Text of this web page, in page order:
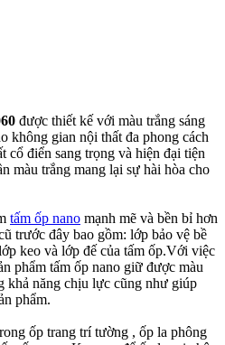
được thiết kế với màu trắng sáng
không gian nội thất đa phong cách
cổ điển sang trọng và hiện đại tiện
màu trắng mang lại sự hài hòa cho
tấm ốp nano mạnh mẽ và bền bỉ hơn
trước đây bao gồm: lớp bảo vệ bề
keo và lớp đế của tấm ốp.Với việc
phẩm tấm ốp nano giữ được màu
khả năng chịu lực cũng như giúp
phẩm.
ốp trang trí tường , ốp la phông